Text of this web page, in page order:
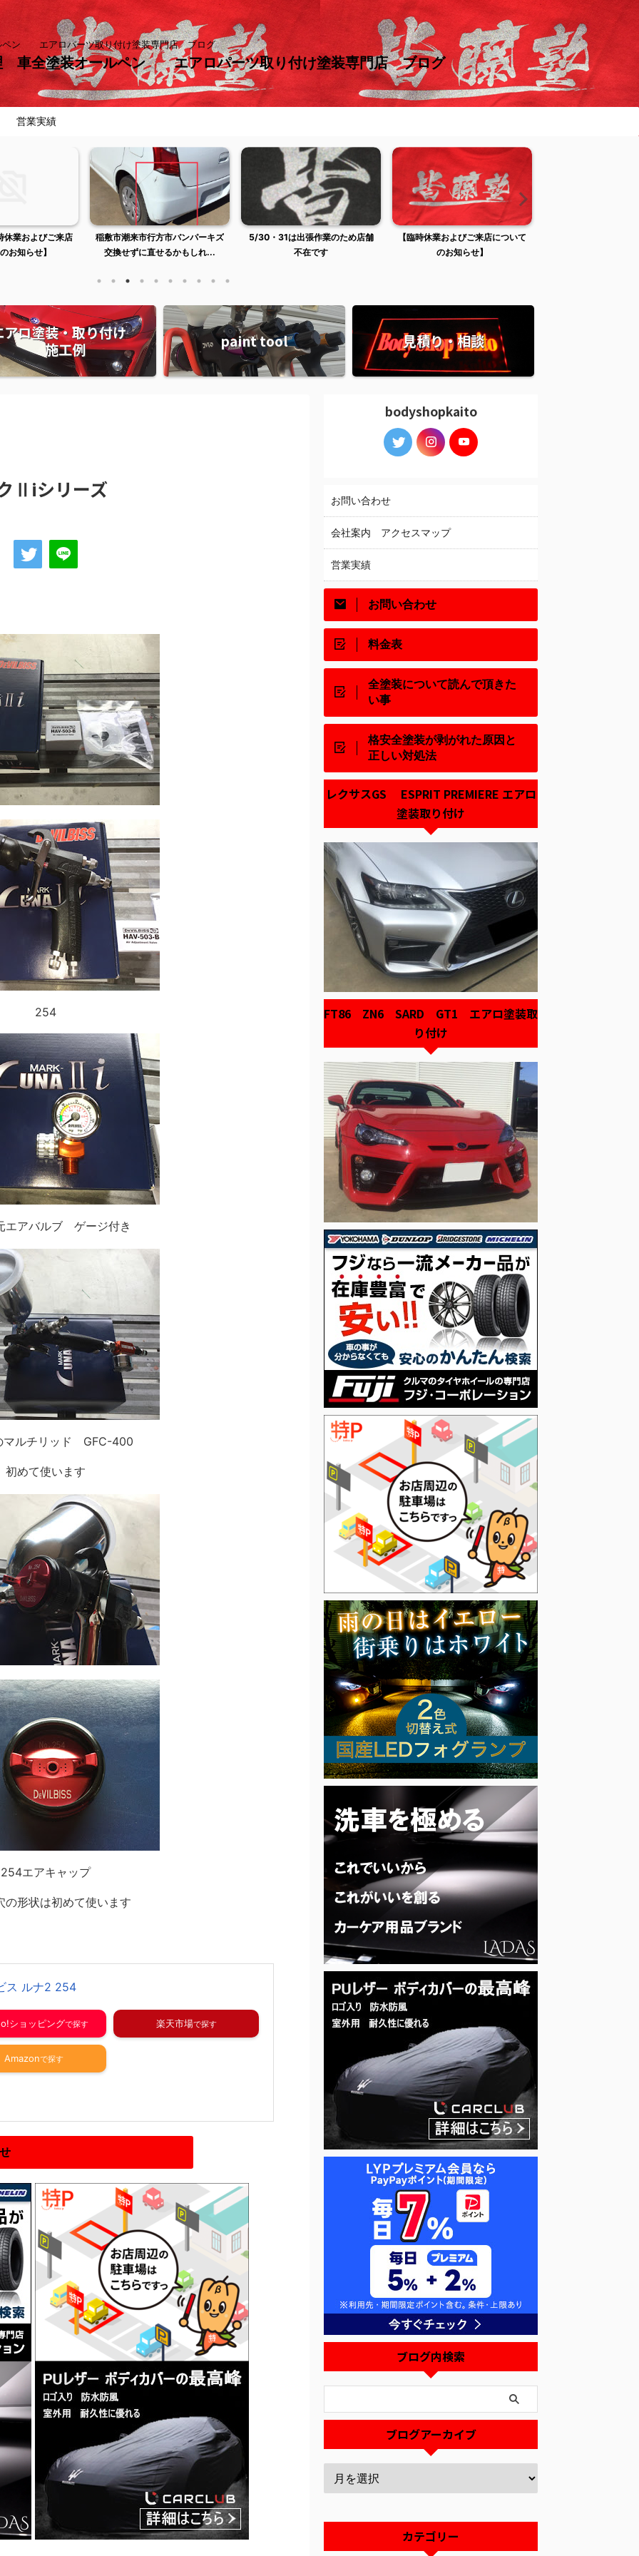
ペン エアロパーツ取り付け塗装専門店 ブログ
車全塗装オールペン エアロパーツ取り付け塗装専門店 ブログ
営業実績
業およびご来店
お知らせ】
稲敷市潮来市行方市バンパーキズ
交換せずに直せるかもしれ...
5/30・31は出張作業のため店舗
不在です
【臨時休業およびご来店について
のお知らせ】
アロ塗装・取り付け
施工例
paint tool 見積り・相談
Ⅱiシリーズ
254
エアバルブ ゲージ付き
マルチリッド GFC-400
初めて使います
254エアキャップ
の形状は初めて使います
ス ルナ2 254
ショッピング 楽天市場
Amazon
bodyshopkaito
お問い合わせ
会社案内 アクセスマップ
営業実績
お問い合わせ
料金表
全塗装について読んで頂きた
い事
格安全塗装が剥がれた原因と
正しい対処法
レクサスGS ESPRIT PREMIERE エアロ
塗装取り付け
FT86 ZN6 SARD GT1 エアロ塗装取
り付け
ブログ内検索
ブログアーカイブ
カテゴリー